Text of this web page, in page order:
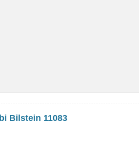
Bilstein 11083